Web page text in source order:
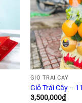
GIỎ TRÁI CÂY
Giỏ Trái Cây –
3,500,000₫